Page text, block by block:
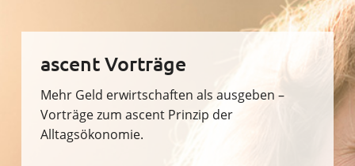
Finanzvorsorge
Vollmachtsplanung
Sachversicherung
ascent Vorträge
Mehr Geld erwirtschaften als ausgeben –
Vorträge zum ascent Prinzip der
Alltagsökonomie.